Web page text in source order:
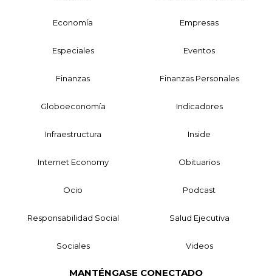
Economía Empresas
Especiales Eventos
Finanzas Finanzas Personales
Globoeconomía Indicadores
Infraestructura Inside
Internet Economy Obituarios
Ocio Podcast
Responsabilidad Social Salud Ejecutiva
Sociales Videos
MANTÉNGASE CONECTADO